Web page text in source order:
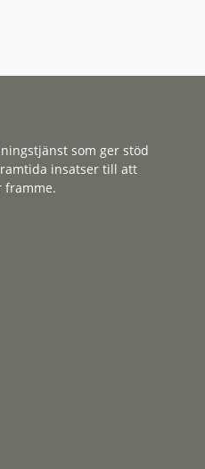
som ger stöd
insatser till att
framme.